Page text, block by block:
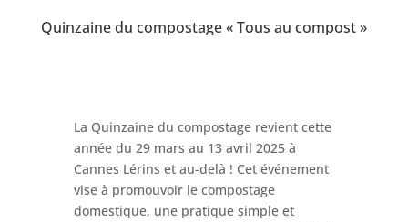
Quinzaine du compostage « Tous au compost »
La Quinzaine du compostage revient cette
année du 29 mars au 13 avril 2025 à
Cannes Lérins et au-delà ! Cet événement
vise à promouvoir le compostage
domestique, une pratique simple et